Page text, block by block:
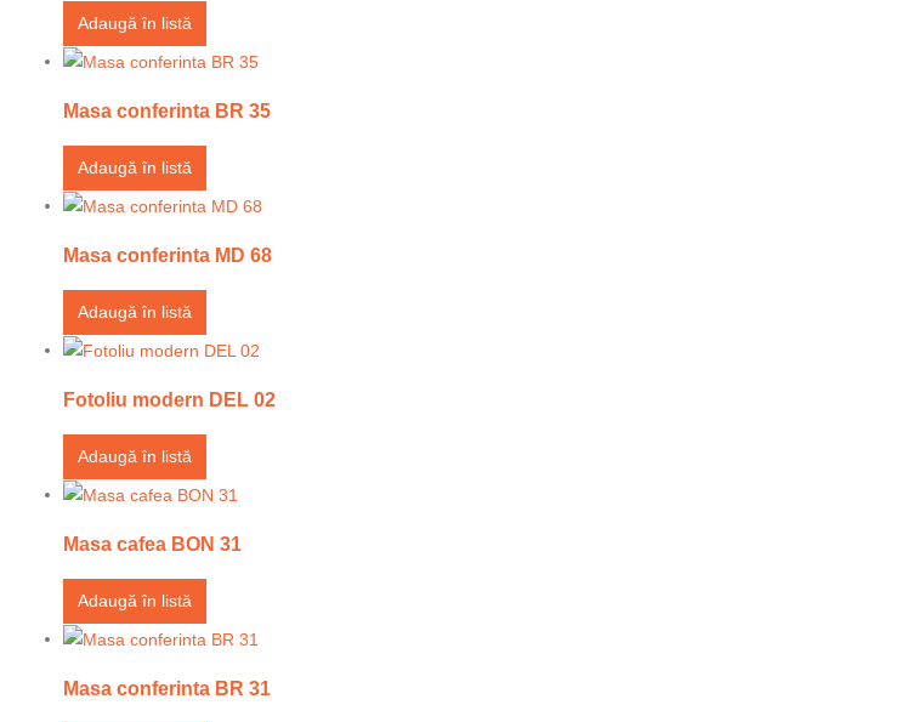
Adaugă în listă
Masa conferinta BR 35
Adaugă în listă
Masa conferinta MD 68
Adaugă în listă
Fotoliu modern DEL 02
Adaugă în listă
Masa cafea BON 31
Adaugă în listă
Masa conferinta BR 31